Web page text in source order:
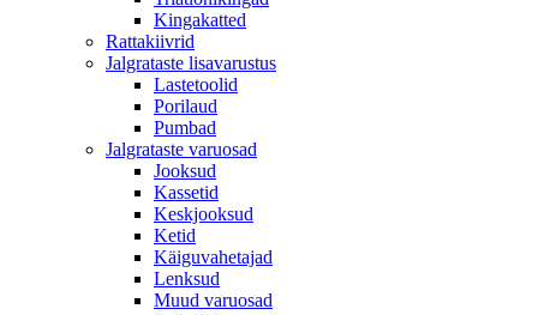
Kingakatted
Rattakiivrid
Jalgrataste lisavarustus
Lastetoolid
Porilaud
Pumbad
Jalgrataste varuosad
Jooksud
Kassetid
Keskjooksud
Ketid
Käiguvahetajad
Lenksud
Muud varuosad